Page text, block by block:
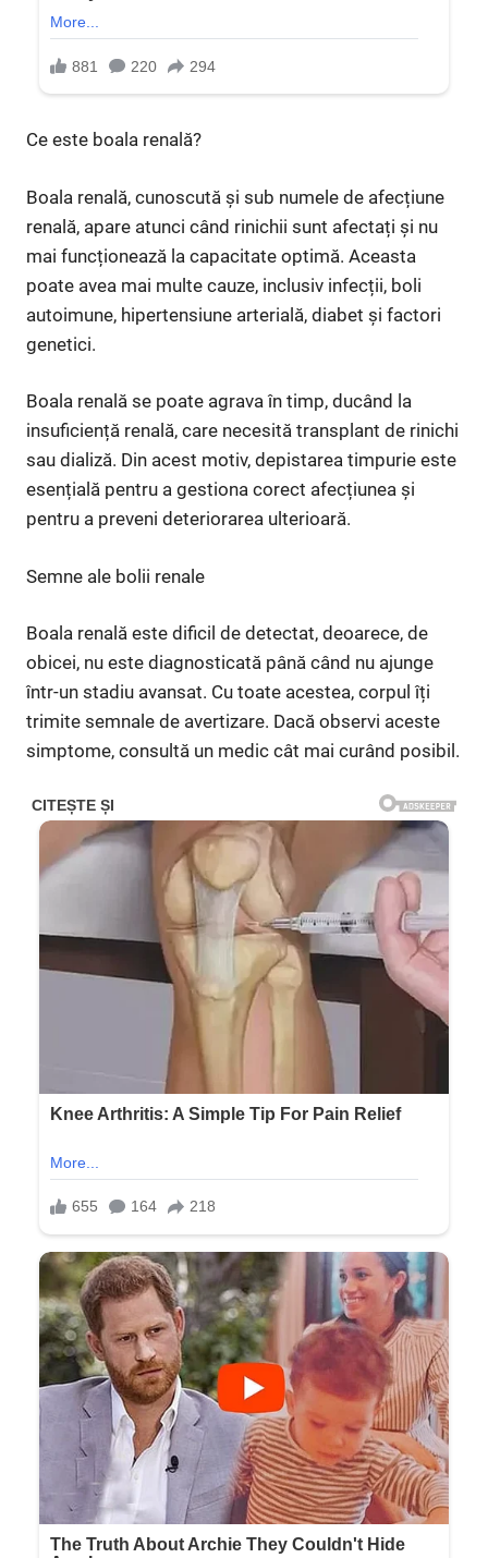
Ce este boala renală?
Boala renală, cunoscută și sub numele de afecțiune
renală, apare atunci când rinichii sunt afectați și nu
mai funcționează la capacitate optimă. Aceasta
poate avea mai multe cauze, inclusiv infecții, boli
autoimune, hipertensiune arterială, diabet și factori
genetici.
Boala renală se poate agrava în timp, ducând la
insuficiență renală, care necesită transplant de rinichi
sau dializă. Din acest motiv, depistarea timpurie este
esențială pentru a gestiona corect afecțiunea și
pentru a preveni deteriorarea ulterioară.
Semne ale bolii renale
Boala renală este dificil de detectat, deoarece, de
obicei, nu este diagnosticată până când nu ajunge
într-un stadiu avansat. Cu toate acestea, corpul îți
trimite semnale de avertizare. Dacă observi aceste
simptome, consultă un medic cât mai curând posibil.